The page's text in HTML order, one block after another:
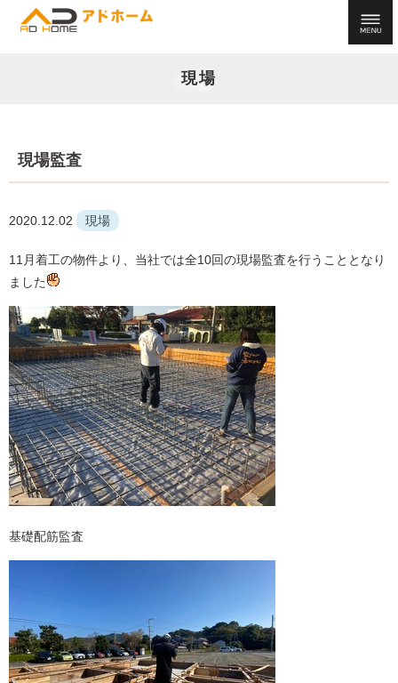
現場
現場監査
2020.12.02 現場
11月着工の物件より、当社では全10回の現場監査を行うこととなり
ました
基礎配筋監査